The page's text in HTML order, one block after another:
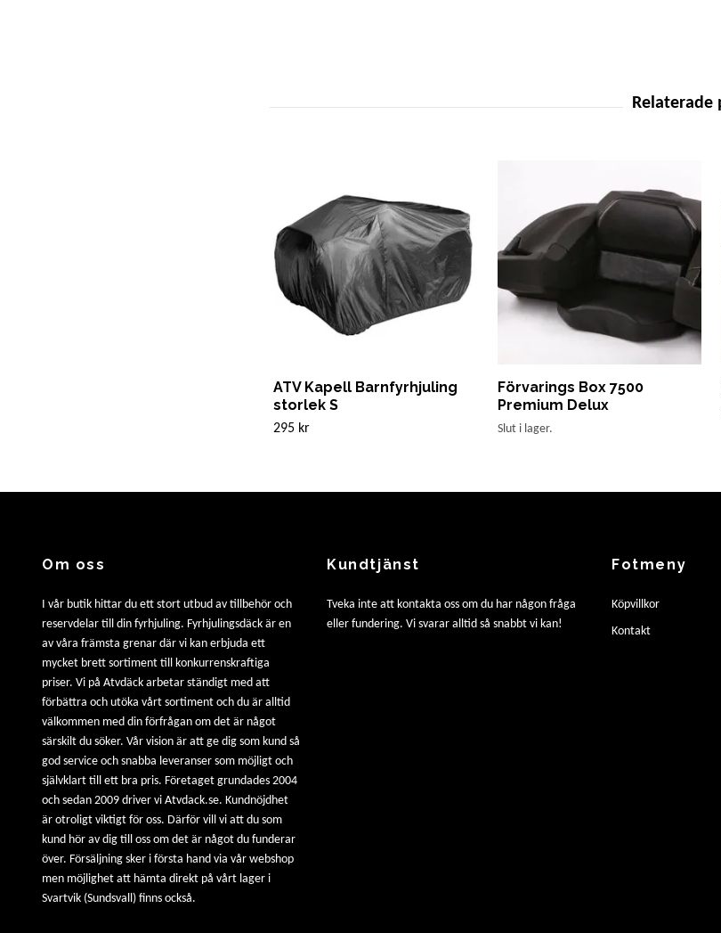
ATV Kapell Barnfyrhjuling
storlek S
295 kr
Förvarings Box 7500
Premium Delux
Slut i lager.
Om oss
I vår butik hittar du ett stort utbud av tillbehör och
reservdelar till din fyrhjuling. Fyrhjulingsdäck är en
av våra främsta grenar där vi kan erbjuda ett
mycket brett sortiment till konkurrenskraftiga
priser. Vi på Atvdäck arbetar ständigt med att
förbättra och utöka vårt sortiment och du är alltid
välkommen med din förfrågan om det är något
särskilt du söker. Vår vision är att ge dig som kund så
god service och snabba leveranser som möjligt och
självklart till ett bra pris. Företaget grundades 2004
och sedan 2009 driver vi Atvdack.se. Kundnöjdhet
är otroligt viktigt för oss. Därför vill vi att du som
kund hör av dig till oss om det är något du funderar
över. Försäljning sker i första hand via vår webshop
men möjlighet att hämta direkt på vårt lager i
Svartvik (Sundsvall) finns också.
Kundtjänst
Tveka inte att kontakta oss om du har någon fråga
eller fundering. Vi svarar alltid så snabbt vi kan!
Fotmeny
Köpvillkor
Kontakt